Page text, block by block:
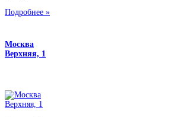
Подробнее »
Москва
Верхняя, 1